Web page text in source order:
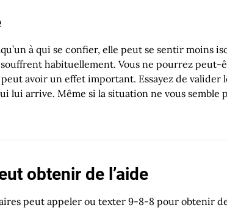
à qui se confier, elle peut se sentir moins
habituellement. Vous ne pourrez peut-
avoir un effet important. Essayez de valider
lui arrive. Même si la situation ne vous semble
obtenir de l’aide
peut appeler ou texter 9-8-8 pour obtenir